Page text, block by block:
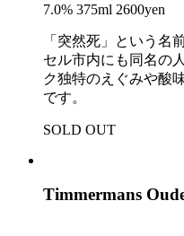
7.0% 375ml 2600yen
「突然死」という名
セル市内にも同名の
ク独特のえぐみや酸
です。
SOLD OUT
Timmermans